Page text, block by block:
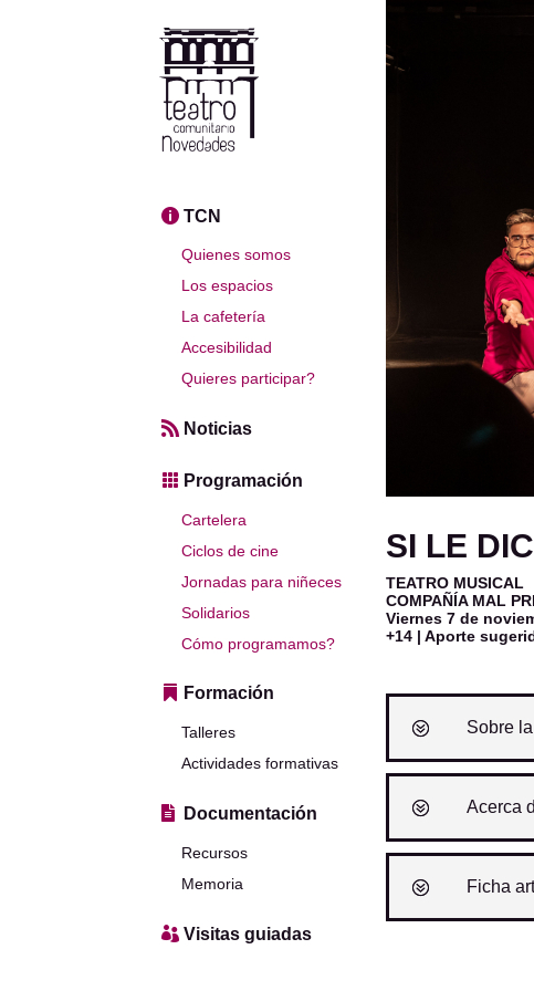
TCN
Quienes somos
Los espacios
La cafetería
Accesibilidad
Quieres participar?
Noticias
Programación
Cartelera
Ciclos de cine
Jornadas para niñeces
Solidarios
Cómo programamos?
Formación
Talleres
Actividades formativas
Documentación
Recursos
Memoria
Visitas guiadas
SI LE
TEATRO MUSICAL
COMPAÑÍA MAL
Viernes 7 de
+14 | Aporte
Sobre
Acerca
Ficha